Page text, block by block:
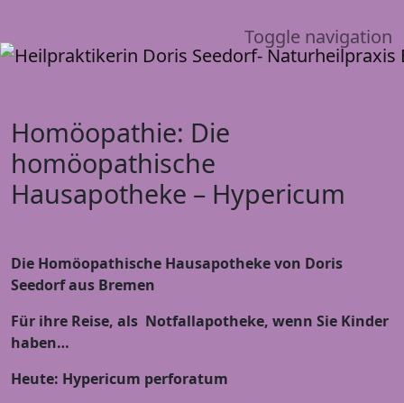
Toggle navigation
Homöopathie: Die
homöopathische
Hausapotheke – Hypericum
Die Homöopathische Hausapotheke von Doris
Seedorf aus Bremen
Für ihre Reise, als Notfallapotheke, wenn Sie Kinder
haben…
Heute: Hypericum perforatum